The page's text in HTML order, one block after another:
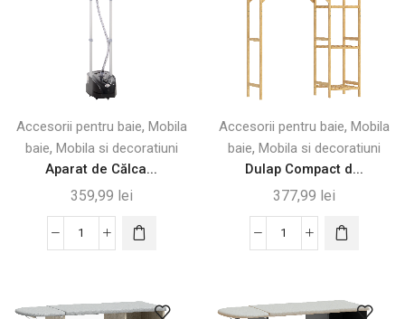
Accesorii pentru baie, Mobila
baie, Mobila si decoratiuni
Aparat de Călca...
359,99 lei
Cantitate
Călcat
Accesorii pentru baie, Mobila
baie, Mobila si decoratiuni
Dulap Compact d...
377,99 lei
Cantitate
din